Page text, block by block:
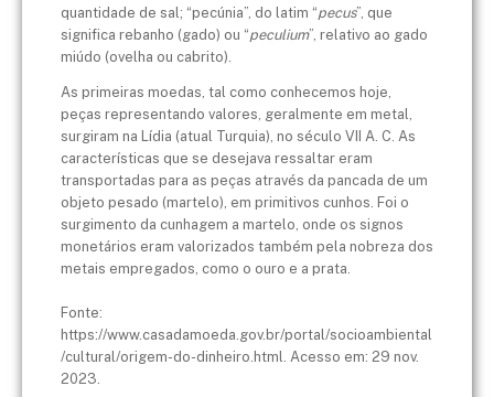
quantidade de sal; “pecúnia”, do latim “pecus”, que
significa rebanho (gado) ou “peculium”, relativo ao gado
miúdo (ovelha ou cabrito).
As primeiras moedas, tal como conhecemos hoje,
peças representando valores, geralmente em metal,
surgiram na Lídia (atual Turquia), no século VII A. C. As
características que se desejava ressaltar eram
transportadas para as peças através da pancada de um
objeto pesado (martelo), em primitivos cunhos. Foi o
surgimento da cunhagem a martelo, onde os signos
monetários eram valorizados também pela nobreza dos
metais empregados, como o ouro e a prata.
Fonte:
https://www.casadamoeda.gov.br/portal/socioambiental
/cultural/origem-do-dinheiro.html. Acesso em: 29 nov.
2023.